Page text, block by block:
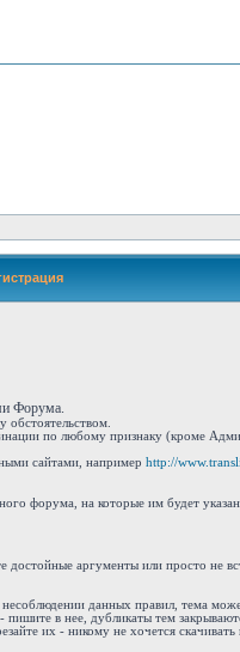
Форума.
обстоятельством.
по любому признаку (кроме
сайтами, например http://
форума, на которые им будет
аргументы или просто не
данных правил, тема
в нее, дубликаты тем
их - никому не хочется скачивать